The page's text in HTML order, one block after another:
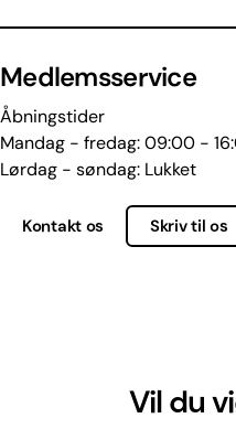
Medlemsservice
Åbningstider
Mandag - fredag: 09:00 -
Lørdag - søndag: Lukket
Kontakt os Skriv til os
Vil du